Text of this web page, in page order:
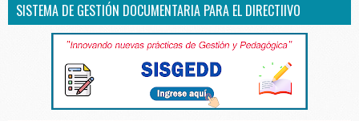
SISTEMA DE GESTIÓN DOCUMENTARIA PARA EL DIRECTIIVO